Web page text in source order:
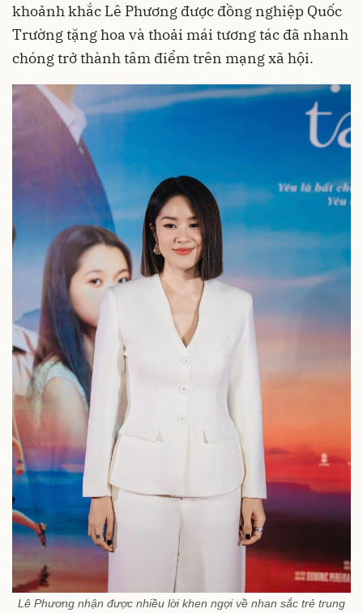
khoảnh khắc Lê Phương được đồng nghiệp Quốc
Trường tặng hoa và thoải mái tương tác đã nhanh
chóng trở thành tâm điểm trên mạng xã hội.
Lê Phương nhận được nhiều lời khen ngợi về nhan sắc trẻ trung